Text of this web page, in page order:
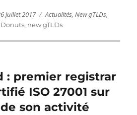
juillet 2017 Catégories
Actualités,New gTLDs,
Étiquettes
Donuts, new gTLDs
: premier registrar
ISO 27001 sur
son activité